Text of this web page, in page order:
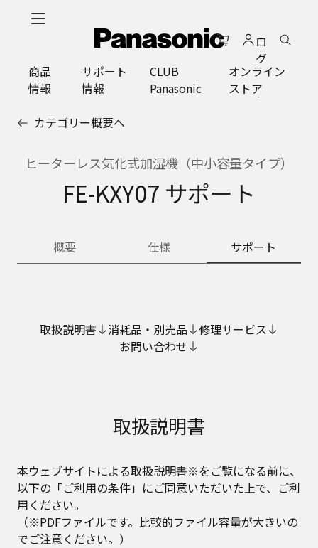
ロ
グ
イ
ン
商品
情報
サポート
情報
CLUB
Panasonic
オンライン
ストア
カテゴリー概要へ
ヒーターレス気化式加湿機（中小容量タイプ）
FE-KXY07 サポート
概要 仕様 サポート
取扱説明書 消耗品・別売品
修理サービス
お問い合わせ
取扱説明書
本ウェブサイトによる取扱説明書※をご覧になる前に、
以下の「ご利用の条件」にご同意いただいた上で、ご利
用ください。
（※PDFファイルです。比較的ファイル容量が大きいの
でご注意ください。）